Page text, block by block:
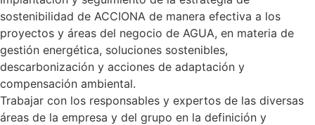
sostenibilidad de ACCIONA de manera efectiva a los
proyectos y áreas del negocio de AGUA, en materia de
gestión energética, soluciones sostenibles,
descarbonización y acciones de adaptación y
compensación ambiental.
Trabajar con los responsables y expertos de las diversas
áreas de la empresa y del grupo en la definición y